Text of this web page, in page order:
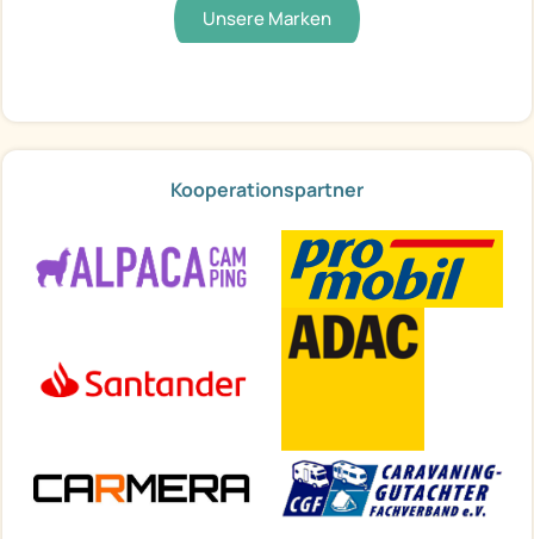
Unsere Marken
Kooperationspartner